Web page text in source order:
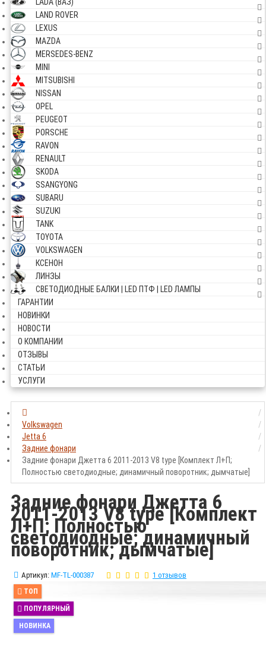
LAND ROVER
LEXUS
MAZDA
MERSEDES-BENZ
MINI
MITSUBISHI
NISSAN
OPEL
PEUGEOT
PORSCHE
RAVON
RENAULT
SKODA
SSANGYONG
SUBARU
SUZUKI
TANK
TOYOTA
VOLKSWAGEN
КСЕНОН
ЛИНЗЫ
СВЕТОДИОДНЫЕ БАЛКИ | LED ПТФ | LED ЛАМПЫ
ГАРАНТИИ
НОВИНКИ
НОВОСТИ
О КОМПАНИИ
ОТЗЫВЫ
СТАТЬИ
УСЛУГИ
Volkswagen
Jetta 6
Задние фонари
Задние фонари Джетта 6 2011-2013 V8 type [Комплект Л+П;
Полностью светодиодные; динамичный поворотник; дымчатые]
Задние фонари Джетта 6
2011-2013 V8 type [Комплект
Л+П; Полностью
светодиодные; динамичный
поворотник; дымчатые]
Артикул: MF-TL-000387 1 отзывов
ТОП
ПОПУЛЯРНЫЙ
НОВИНКА